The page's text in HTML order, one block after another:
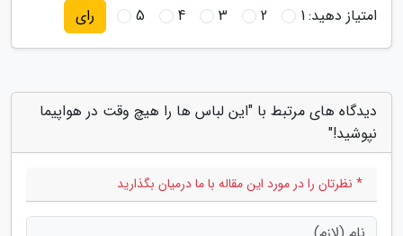
امتیاز دهید:1
2
3
4
5 رای
دیدگاه های مرتبط با "این لباس ها را هیچ وقت در هواپیما
نپوشید!"
* نظرتان را در مورد این مقاله با ما درمیان بگذارید